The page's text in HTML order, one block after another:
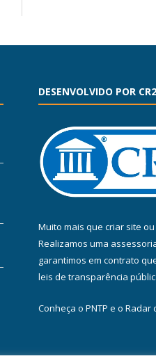
DESENVOLVIDO POR CR2
Muito mais que criar site ou
Realizamos uma
garantimos em contrato
leis de transparência
Conheça o PNTP e o Radar